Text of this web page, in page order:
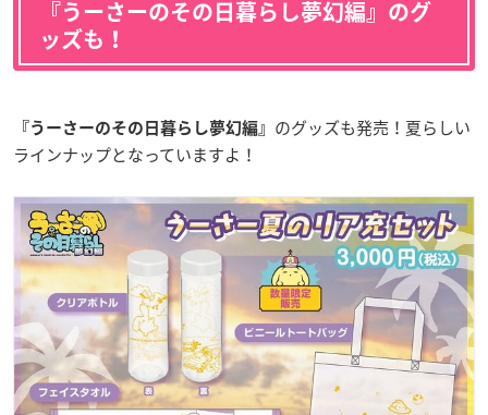
『うーさーのその日暮らし夢幻編』のグ
ッズも！
『うーさーのその日暮らし夢幻編』 のグッズも発売！夏らしい
ラインナップとなっていますよ！